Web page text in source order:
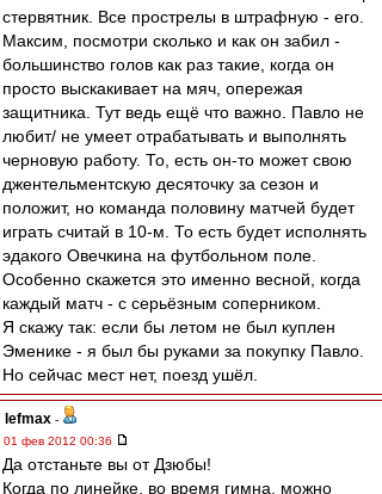
стервятник. Все прострелы в штрафную - его.
Максим, посмотри сколько и как он забил -
большинство голов как раз такие, когда он
просто выскакивает на мяч, опережая
защитника. Тут ведь ещё что важно. Павло не
любит/ не умеет отрабатывать и выполнять
черновую работу. То, есть он-то может свою
джентельментскую десяточку за сезон и
положит, но команда половину матчей будет
играть считай в 10-м. То есть будет исполнять
эдакого Овечкина на футбольном поле.
Особенно скажется это именно весной, когда
каждый матч - с серьёзным соперником.
Я скажу так: если бы летом не был куплен
Эменике - я был бы руками за покупку Павло.
Но сейчас мест нет, поезд ушёл.
lefmax -
01 фев 2012 00:36
Да отстаньте вы от Дзюбы!
Когда по линейке, во время гимна, можно